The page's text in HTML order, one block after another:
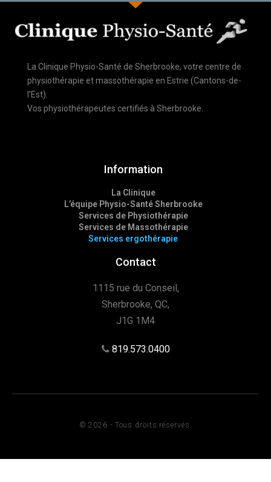
La Clinique Physio-Santé de Sherbrooke, votre centre de
physiothérapie et massothérapie en Estrie (Cantons-de-
l’Est).
Vos physiothérapeutes certifiés à Sherbrooke.
Information
La Clinique
L’équipe Physio-Santé Sherbrooke
Services de Physiothérapie
Services de Massothérapie
Services ergothérapie
Contact
1115 rue du Conseil,
Sherbrooke, QC,
J1G 1M4
819.573.0400
© 2026 - Tous droits réservés.